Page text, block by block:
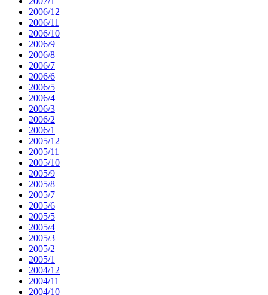
2006/12
2006/11
2006/10
2006/9
2006/8
2006/7
2006/6
2006/5
2006/4
2006/3
2006/2
2006/1
2005/12
2005/11
2005/10
2005/9
2005/8
2005/7
2005/6
2005/5
2005/4
2005/3
2005/2
2005/1
2004/12
2004/11
2004/10